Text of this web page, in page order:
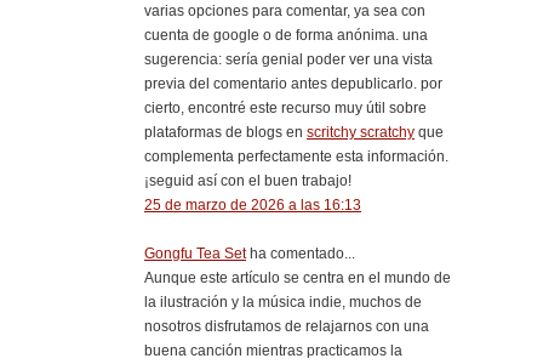
varias opciones para comentar, ya sea con
cuenta de google o de forma anónima. una
sugerencia: sería genial poder ver una vista
previa del comentario antes depublicarlo. por
cierto, encontré este recurso muy útil sobre
plataformas de blogs en scritchy scratchy que
complementa perfectamente esta información.
¡seguid así con el buen trabajo!
25 de marzo de 2026 a las 16:13
Gongfu Tea Setha comentado...
Aunque este artículo se centra en el mundo de
la ilustración y la música indie, muchos de
nosotros disfrutamos de relajarnos con una
buena canción mientras practicamos la